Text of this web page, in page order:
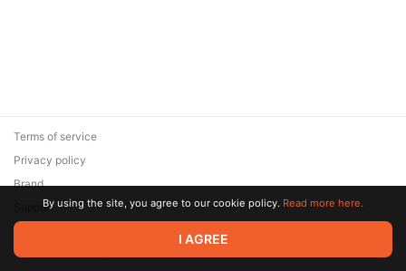
© 2026 Zaya Solutions Limited. All rights reserved. All trademarks
are the property of their respective owners.
Terms of service
Privacy policy
Brand
SupportBy using the site, you agree to our cookie policy. Read more here.
I AGREE